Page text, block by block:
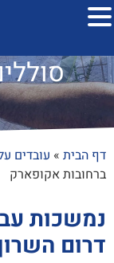
דף הבית » עובדים
ברחובות אקופארק
נמשכות
דרום